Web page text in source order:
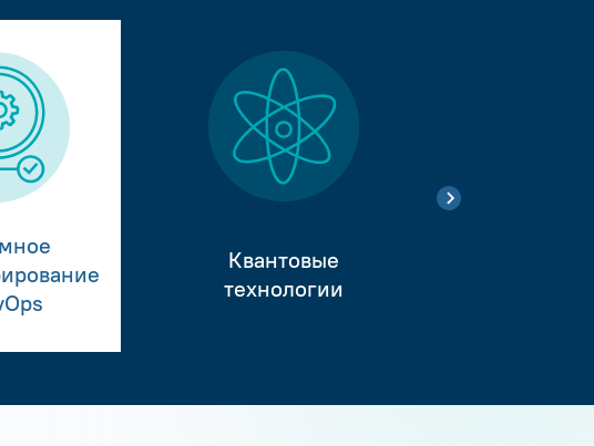
Квантовые
технологии